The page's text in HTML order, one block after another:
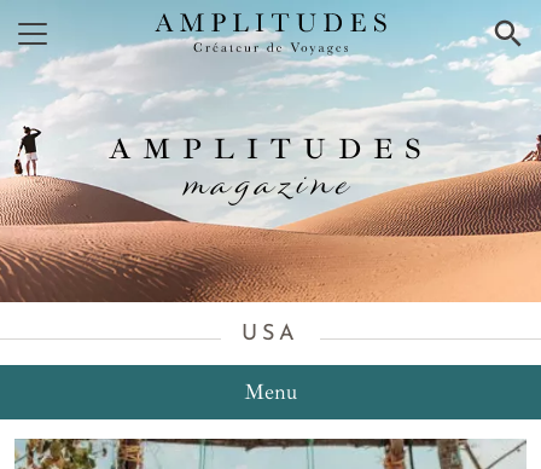
×
AMPLITUDES
magazine
USA
Menu